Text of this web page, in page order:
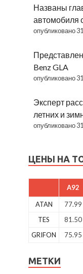
Названы
автомобиля
опубликовано
Benz GLA
опубликовано
Эксперт
летних и
опубликовано
ЦЕНЫ НА
A92
ATAN 77.99
TES
81.50
GRIFON
75.95
МЕТКИ